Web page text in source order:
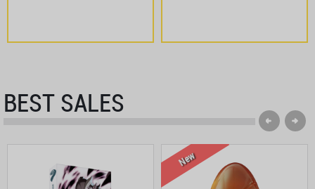
BEST SALES
New